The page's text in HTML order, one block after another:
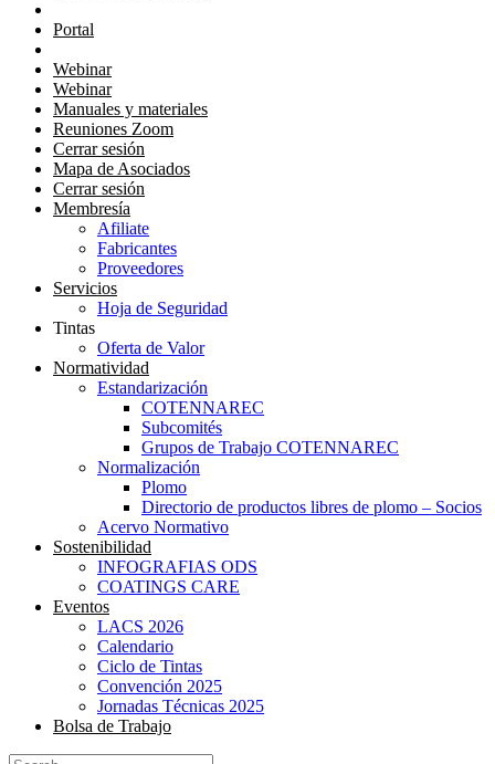
Portal
Webinar
Webinar
Manuales y materiales
Reuniones Zoom
Cerrar sesión
Mapa de Asociados
Cerrar sesión
Membresía
Afiliate
Fabricantes
Proveedores
Servicios
Hoja de Seguridad
Tintas
Oferta de Valor
Normatividad
Estandarización
COTENNAREC
Subcomités
Grupos de Trabajo COTENNAREC
Normalización
Plomo
Directorio de productos libres de plomo – Socios
Acervo Normativo
Sostenibilidad
INFOGRAFIAS ODS
COATINGS CARE
Eventos
LACS 2026
Calendario
Ciclo de Tintas
Convención 2025
Jornadas Técnicas 2025
Bolsa de Trabajo